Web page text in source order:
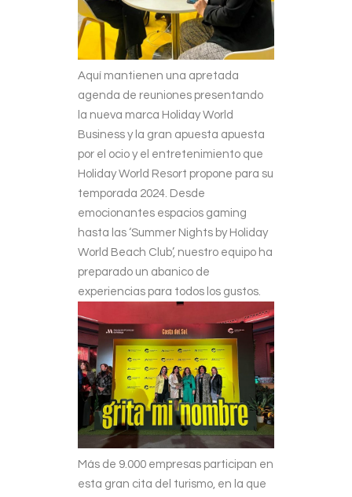
Aquí mantienen una apretada
agenda de reuniones presentando
la nueva marca Holiday World
Business y la gran apuesta apuesta
por el ocio y el entretenimiento que
Holiday World Resort propone para su
temporada 2024. Desde
emocionantes espacios gaming
hasta las ‘Summer Nights by Holiday
World Beach Club’, nuestro equipo ha
preparado un abanico de
experiencias para todos los gustos.
Más de 9.000 empresas participan en
esta gran cita del turismo, en la que